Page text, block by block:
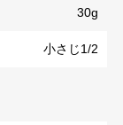
30g
小さじ1/2